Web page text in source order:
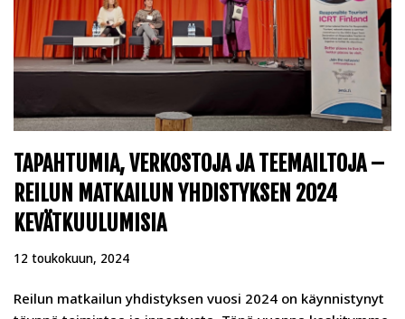
TAPAHTUMIA, VERKOSTOJA JA TEEMAILTOJA –
REILUN MATKAILUN YHDISTYKSEN 2024
KEVÄTKUULUMISIA
12 toukokuun, 2024
Reilun matkailun yhdistyksen vuosi 2024 on käynnistynyt